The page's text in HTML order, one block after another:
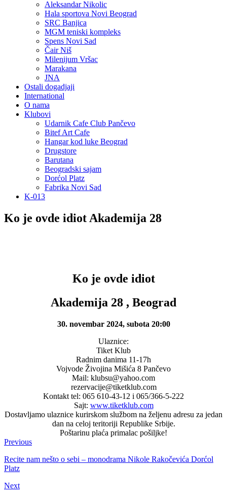
Aleksandar Nikolic
Hala sportova Novi Beograd
SRC Banjica
MGM teniski kompleks
Spens Novi Sad
Čair Niš
Milenijum Vršac
Marakana
JNA
Ostali dogadjaji
International
O nama
Klubovi
Udarnik Cafe Club Pančevo
Bitef Art Cafe
Hangar kod luke Beograd
Drugstore
Barutana
Beogradski sajam
Dorćol Platz
Fabrika Novi Sad
K-013
Ko je ovde idiot Akademija 28
Ko je ovde idiot
Akademija 28 , Beograd
30. novembar 2024, subota 20:00
Ulaznice:
Tiket Klub
Radnim danima 11-17h
Vojvode Živojina Mišića 8 Pančevo
Mail: klubsu@yahoo.com
rezervacije@tiketklub.com
Kontakt tel: 065 610-43-12 i 065/366-5-222
Sajt: www.tiketklub.com
Dostavljamo ulaznice kurirskom službom na željenu adresu za jedan
dan na celoj teritoriji Republike Srbije.
Poštarinu plaća primalac pošiljke!
Previous
Recite nam nešto o sebi – monodrama Nikole Rakočevića Dorćol
Platz
Next